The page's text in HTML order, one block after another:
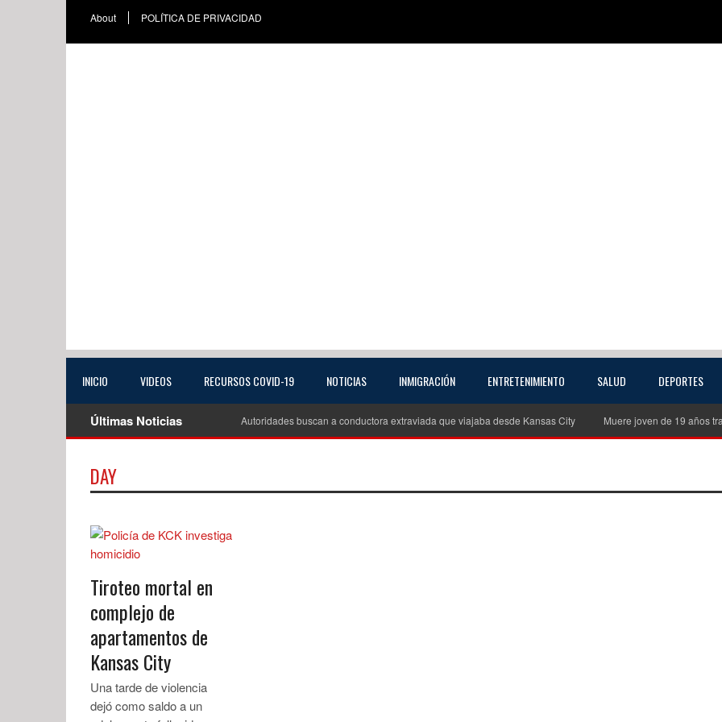
About POLÍTICA DE PRIVACIDAD
INICIO VIDEOS RECURSOS COVID-19 NOTICIAS INMIGRACIÓN ENTRETENIMIENTO SALUD DEPORTES
Últimas Noticias Autoridades buscan a conductora extraviada que viajaba desde Kansas City Muere joven de 19 años
DAY
Tiroteo mortal en
complejo de
apartamentos de
Kansas City
Una tarde de violencia
dejó como saldo a un